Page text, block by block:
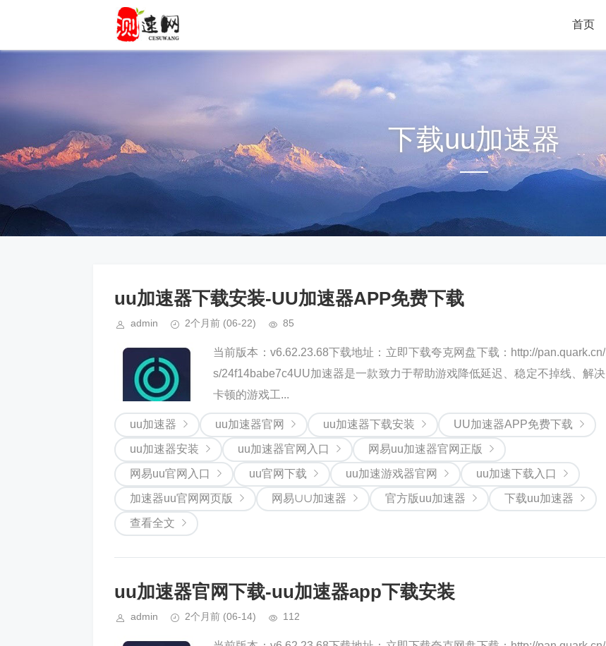
首页
首页
下载uu加速器
uu加速器下载安装-UU加速器APP免费下载
admin 2个月前 (06-22) 85
当前版本：v6.62.23.68下载地址：立即下载夸克网盘下载：http://pan.quark.cn/
s/24f14babe7c4UU加速器是一款致力于帮助游戏降低延迟、稳定不掉线、解决
卡顿的游戏工...
uu加速器 uu加速器官网 uu加速器下载安装 UU加速器APP免费下载
uu加速器安装 uu加速器官网入口 网易uu加速器官网正版
网易uu官网入口 uu官网下载 uu加速游戏器官网 uu加速下载入口
加速器uu官网网页版 网易∪∪加速器 官方版uu加速器 下载uu加速器
查看全文
uu加速器官网下载-uu加速器app下载安装
admin 2个月前 (06-14) 112